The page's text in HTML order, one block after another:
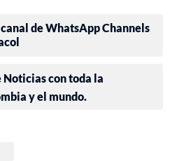
de WhatsApp Channels
Noticias con toda la
y el mundo.